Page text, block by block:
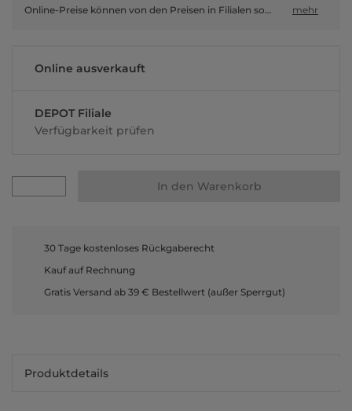
Online-Preise können von den Preisen in Filialen sowie Shop-in-Shop-Flächen abweichen. mehr
Online ausverkauft
DEPOT Filiale
Verfügbarkeit prüfen
In den Warenkorb
30 Tage kostenloses Rückgaberecht
Kauf auf Rechnung
Gratis Versand ab 39 € Bestellwert (außer Sperrgut)
Produktdetails